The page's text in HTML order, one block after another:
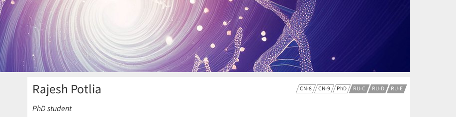
CN-8 CN-9 PhD RU-C RU-D RU-E
Rajesh Potlia
PhD student